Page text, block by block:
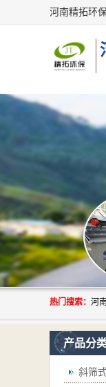
热门搜索：
产品分
斜筛